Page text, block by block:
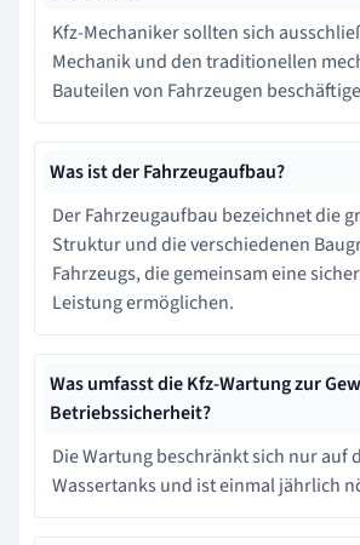
Kfz-Mechaniker sollten sich
Mechanik und den traditionellen
Bauteilen von Fahrzeugen
Was ist der Fahrzeugaufbau?
Der Fahrzeugaufbau bezeichnet die
Struktur und die verschiedenen
Fahrzeugs, die gemeinsam eine
Leistung ermöglichen.
Was umfasst die Kfz-Wartung zur
Betriebssicherheit?
Die Wartung beschränkt sich nur auf
Wassertanks und ist einmal jährlich